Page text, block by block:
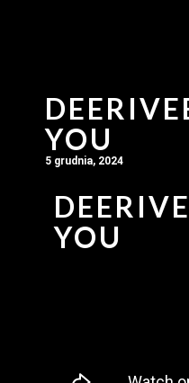
YOU
5 grudnia, 2024
YOU